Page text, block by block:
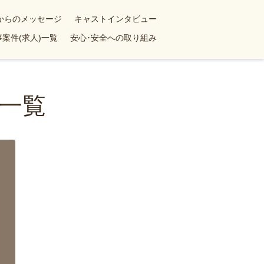
らのメッセージ
キャストインタビュー
案件(求人)一覧 安心･安全への取り組み
覧